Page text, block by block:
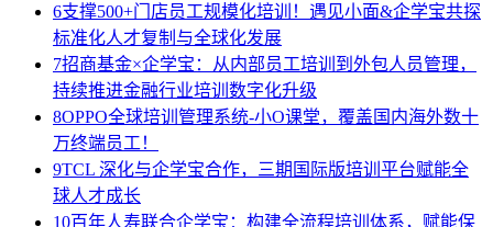
6支撑500+门店员工规模化培训！遇见小面&企学宝共探
标准化人才复制与全球化发展
7招商基金×企学宝：从内部员工培训到外包人员管理，
持续推进金融行业培训数字化升级
8OPPO全球培训管理系统-小O课堂，覆盖国内海外数十
万终端员工！
9TCL 深化与企学宝合作，三期国际版培训平台赋能全
球人才成长
10百年人寿联合企学宝：构建全流程培训体系，赋能保